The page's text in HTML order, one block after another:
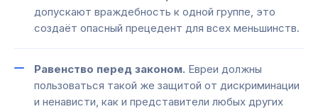
допускают враждебность к одной группе, это
создаёт опасный прецедент для всех меньшинств.
Равенство перед законом. Евреи должны
пользоваться такой же защитой от дискриминации
и ненависти, как и представители любых других